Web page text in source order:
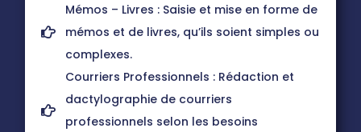
Mémos – Livres : Saisie et mise en forme de
mémos et de livres, qu’ils soient simples ou
complexes.
Courriers Professionnels : Rédaction et
dactylographie de courriers
professionnels selon les besoins